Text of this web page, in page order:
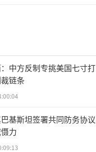
中方反制专挑美国七寸打
链条
基斯坦签署共同防务协议
力